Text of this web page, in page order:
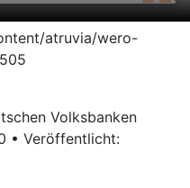
atruvia/wero-
Volksbanken
• Veröffentlicht: